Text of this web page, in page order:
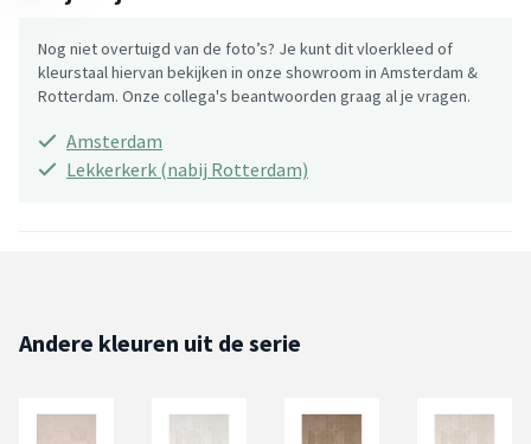
Nog niet overtuigd van de foto’s? Je kunt dit vloerkleed of
kleurstaal hiervan bekijken in onze showroom in Amsterdam &
Rotterdam. Onze collega's beantwoorden graag al je vragen.
Amsterdam
Lekkerkerk (nabij Rotterdam)
Andere kleuren uit de serie